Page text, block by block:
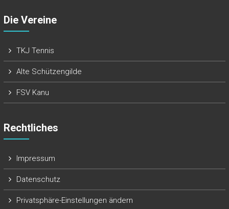
Die Vereine
TKJ Tennis
Alte Schützengilde
FSV Kanu
Rechtliches
Impressum
Datenschutz
Privatsphäre-Einstellungen ändern